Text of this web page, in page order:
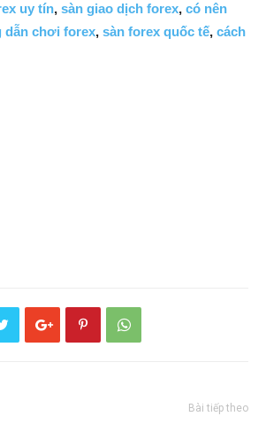
uy tín, sàn giao dịch forex, có nên
dẫn chơi forex, sàn forex quốc tế, cách
Bài tiếp theo